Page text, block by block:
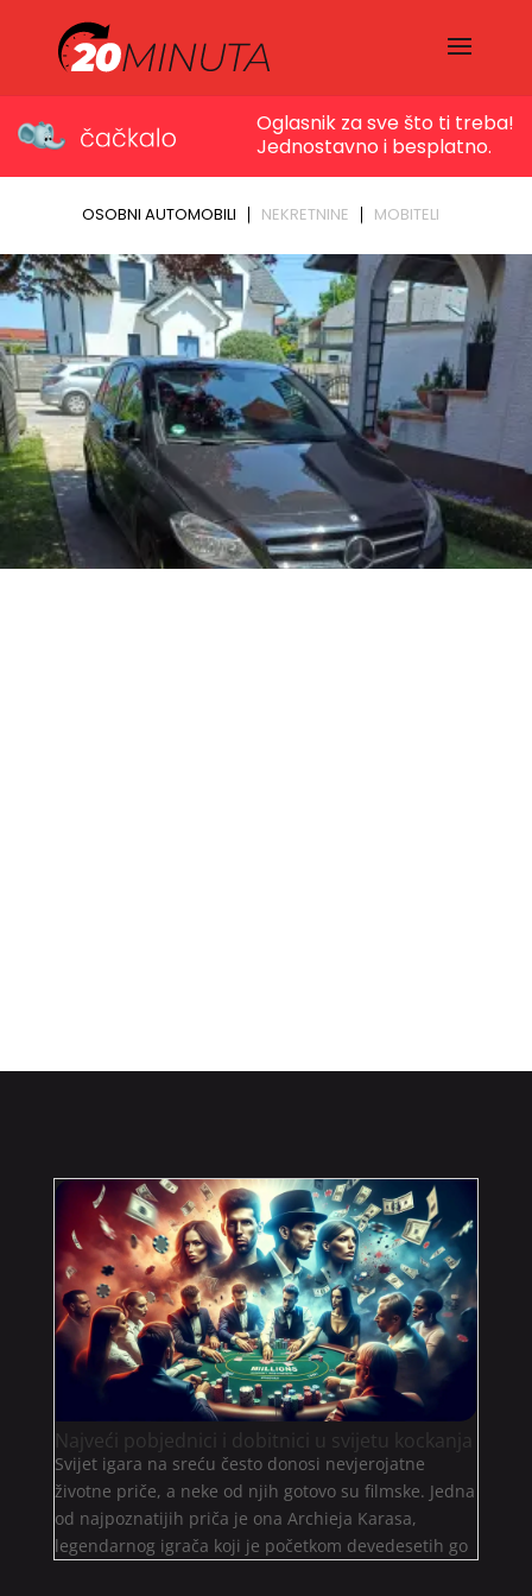
Najveći pobjednici i dobitnici u svijetu kockanja
Svijet igara na sreću često donosi nevjerojatne
životne priče, a neke od njih gotovo su filmske. Jedna
od najpoznatijih priča je ona Archieja Karasa,
legendarnog igrača koji je početkom devedesetih go